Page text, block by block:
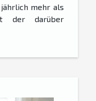
mehr als
der darüber